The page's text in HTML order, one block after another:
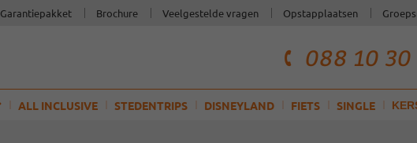
088 10
ALL INCLUSIVE STEDENTRIPS DISNEYLAND FIETS SINGLE
Garantiepakket Brochure Veelgestelde vragen Opstapplaatsen